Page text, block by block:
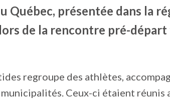
Québec, présentée dans la
de la rencontre pré-
regroupe des athlètes,
Ceux-ci étaient réunis